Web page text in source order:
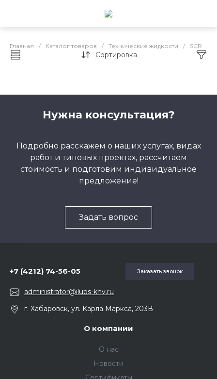
Главная / Каталог товаров / Технические жидкости / SCR
SCR
Сортировка
Нужна консультация?
Подробно расскажем о наших услугах, видах
работ и типовых проектах, рассчитаем
стоимость и подготовим индивидуальное
предложение!
Задать вопрос
+7 (4212) 74-56-05 Заказать звонок
administrator@ilubs-khv.ru
г. Хабаровск, ул. Карла Маркса, 203В
О компании
О нас
Новости